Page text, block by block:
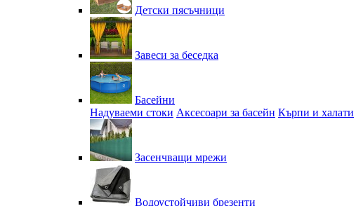
Детски пясъчници
Завеси за беседка
Басейни
Надуваеми стоки Аксесоари за басейн Кърпи и халати
Засенчващи мрежи
Водоустойчиви брезенти